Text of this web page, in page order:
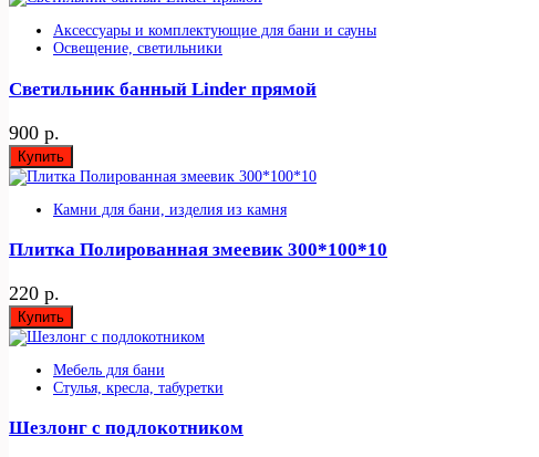
Аксессуары и комплектующие для бани и сауны
Освещение, светильники
Светильник банный Linder прямой
900 р.
Купить
Камни для бани, изделия из камня
Плитка Полированная змеевик 300*100*10
220 р.
Купить
Мебель для бани
Стулья, кресла, табуретки
Шезлонг с подлокотником